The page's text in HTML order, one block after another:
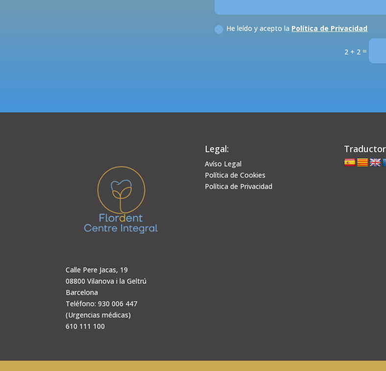
He leído y acepto la Política de Privacidad
2 + 2 =
Calle Pere Jacas, 19
08800 Vilanova i la Geltrú
Barcelona
Teléfono: 930 006 447
(Urgencias médicas)
610 111 100
Legal:
Avíso Legal
Política de Cookies
Política de Privacidad